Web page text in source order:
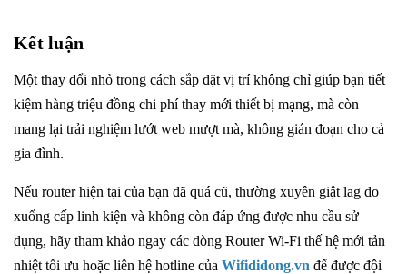
Kết luận
Một thay đổi nhỏ trong cách sắp đặt vị trí không chỉ giúp bạn tiết
kiệm hàng triệu đồng chi phí thay mới thiết bị mạng, mà còn
mang lại trải nghiệm lướt web mượt mà, không gián đoạn cho cả
gia đình.
Nếu router hiện tại của bạn đã quá cũ, thường xuyên giật lag do
xuống cấp linh kiện và không còn đáp ứng được nhu cầu sử
dụng, hãy tham khảo ngay các dòng Router Wi-Fi thế hệ mới tản
nhiệt tối ưu hoặc liên hệ hotline của Wifididong.vn để được đội